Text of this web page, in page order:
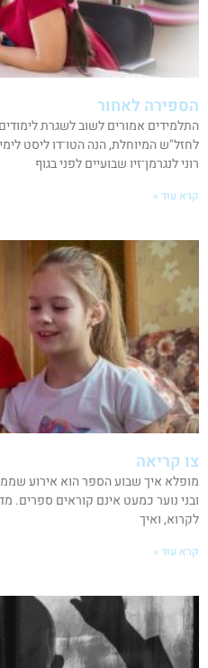
הספירה לאחור
לחזל"ש המיוחלת, הנה הטו־דו ליסט
רוני לנגרמן־זיו שבועיים לפני בגוף
קרא עוד »
צו קריאה
מופלא איך שבוע הספר הוא אירוע
ובני נוער כמעט אינם קוראים ספרים.
לקרוא, ואיך
קרא עוד »